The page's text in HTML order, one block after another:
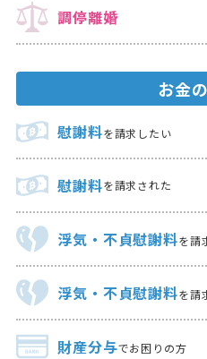
調停離婚
お金
慰謝料を請求したい
慰謝料を請求された
浮気・不貞慰謝料を請
浮気・不貞慰謝料を請
財産分与でお困りの方